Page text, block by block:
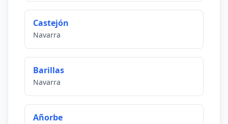
Castejón
Navarra
Barillas
Navarra
Añorbe